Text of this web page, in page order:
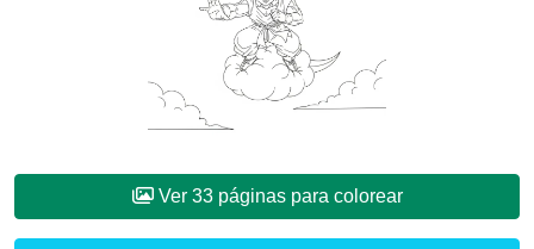
Ver 33 páginas para colorear